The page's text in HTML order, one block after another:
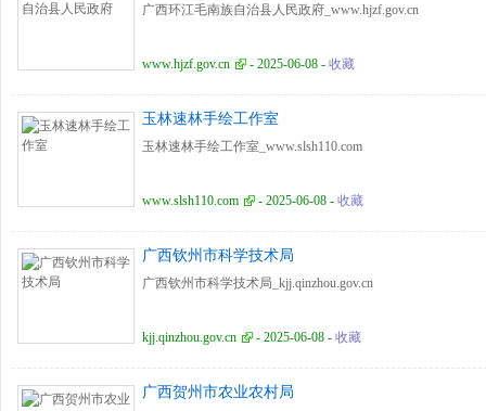
广西环江毛南族自治县人民政府_www.hjzf.gov.cn
www.hjzf.gov.cn - 2025-06-08 - 收藏
玉林速林手绘工作室
玉林速林手绘工作室_www.slsh110.com
www.slsh110.com - 2025-06-08 - 收藏
广西钦州市科学技术局
广西钦州市科学技术局_kjj.qinzhou.gov.cn
kjj.qinzhou.gov.cn - 2025-06-08 - 收藏
广西贺州市农业农村局